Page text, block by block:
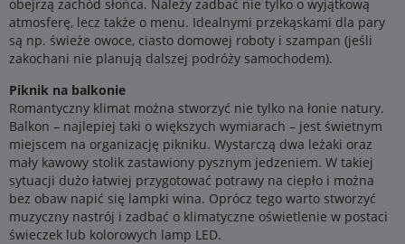
obejrzą zachód słońca. Należy zadbać nie tylko o wyjątkową
atmosferę, lecz także o menu. Idealnymi przekąskami dla pary
są np. świeże owoce, ciasto domowej roboty i szampan (jeśli
zakochani nie planują dalszej podróży samochodem).
Piknik na balkonie
Romantyczny klimat można stworzyć nie tylko na łonie natury.
Balkon – najlepiej taki o większych wymiarach – jest świetnym
miejscem na organizację pikniku. Wystarczą dwa leżaki oraz
mały kawowy stolik zastawiony pysznym jedzeniem. W takiej
sytuacji dużo łatwiej przygotować potrawy na ciepło i można
bez obaw napić się lampki wina. Oprócz tego warto stworzyć
muzyczny nastrój i zadbać o klimatyczne oświetlenie w postaci
świeczek lub kolorowych lamp LED.